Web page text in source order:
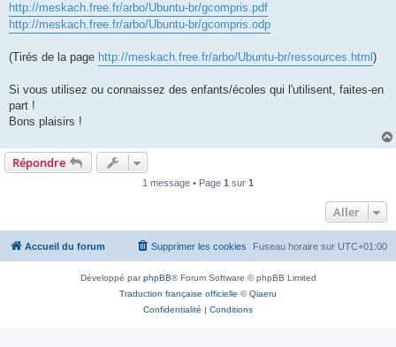
http://meskach.free.fr/arbo/Ubuntu-br/gcompris.pdf
http://meskach.free.fr/arbo/Ubuntu-br/gcompris.odp
(Tirés de la page http://meskach.free.fr/arbo/Ubuntu-br/ressources.html )
Si vous utilisez ou connaissez des enfants/écoles qui l'utilisent, faites-en
part !
Bons plaisirs !
Répondre
1 message • Page 1 sur 1
Aller
Accueil du forum Fuseau horaire sur UTC+01:00
Supprimer les cookies
Développé parphpBB® Forum Software © phpBB Limited
Traduction française officielle ©Qiaeru
Confidentialité | Conditions